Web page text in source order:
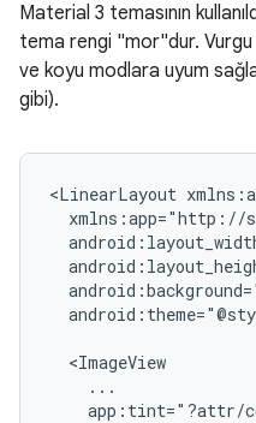
Material 3 temasının
tema rengi "mor"dur. Vurgu
ve koyu modlara uyum
gibi).
<LinearLayout